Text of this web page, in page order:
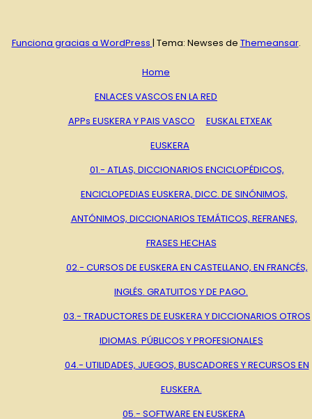
Funciona gracias a WordPress | Tema: Newses de Themeansar.
Home
ENLACES VASCOS EN LA RED
APPs EUSKERA Y PAIS VASCO
EUSKAL ETXEAK
EUSKERA
01.- ATLAS, DICCIONARIOS ENCICLOPÉDICOS,
ENCICLOPEDIAS EUSKERA, DICC. DE SINÓNIMOS,
ANTÓNIMOS, DICCIONARIOS TEMÁTICOS, REFRANES,
FRASES HECHAS
02.- CURSOS DE EUSKERA EN CASTELLANO, EN FRANCÉS,
INGLÉS. GRATUITOS Y DE PAGO.
03.- TRADUCTORES DE EUSKERA Y DICCIONARIOS OTROS
IDIOMAS. PÚBLICOS Y PROFESIONALES
04.- UTILIDADES, JUEGOS, BUSCADORES Y RECURSOS EN
EUSKERA.
05.- SOFTWARE EN EUSKERA